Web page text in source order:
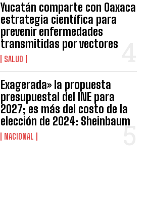
Yucatán comparte con Oaxaca
estrategia científica para
prevenir enfermedades
transmitidas por vectores
SALUD
Exagerada» la propuesta
presupuestal del INE para
2027; es más del costo de la
elección de 2024: Sheinbaum
NACIONAL